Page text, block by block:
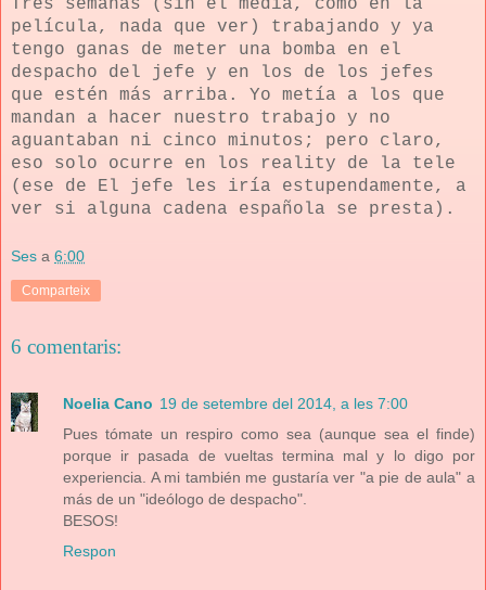
Tres semanas (sin el media, como en la
película, nada que ver) trabajando y ya
tengo ganas de meter una bomba en el
despacho del jefe y en los de los jefes
que estén más arriba. Yo metía a los que
mandan a hacer nuestro trabajo y no
aguantaban ni cinco minutos; pero claro,
eso solo ocurre en los reality de la tele
(ese de El jefe les iría estupendamente, a
ver si alguna cadena española se presta).
Ses a 6:00
Comparteix
6 comentaris:
Noelia Cano 19 de setembre del 2014, a les 7:00
Pues tómate un respiro como sea (aunque sea el finde)
porque ir pasada de vueltas termina mal y lo digo por
experiencia. A mi también me gustaría ver "a pie de aula" a
más de un "ideólogo de despacho".
BESOS!
Respon